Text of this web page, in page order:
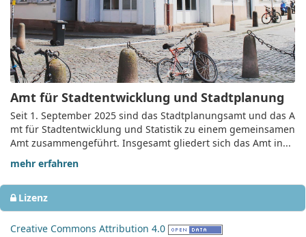
Amt für Stadtentwicklung und Stadtplanung
Seit 1. September 2025 sind das Stadtplanungsamt und das A
mt für Stadtentwicklung und Statistik zu einem gemeinsamen
Amt zusammengeführt. Insgesamt gliedert sich das Amt in...
mehr erfahren
Lizenz
Creative Commons Attribution 4.0